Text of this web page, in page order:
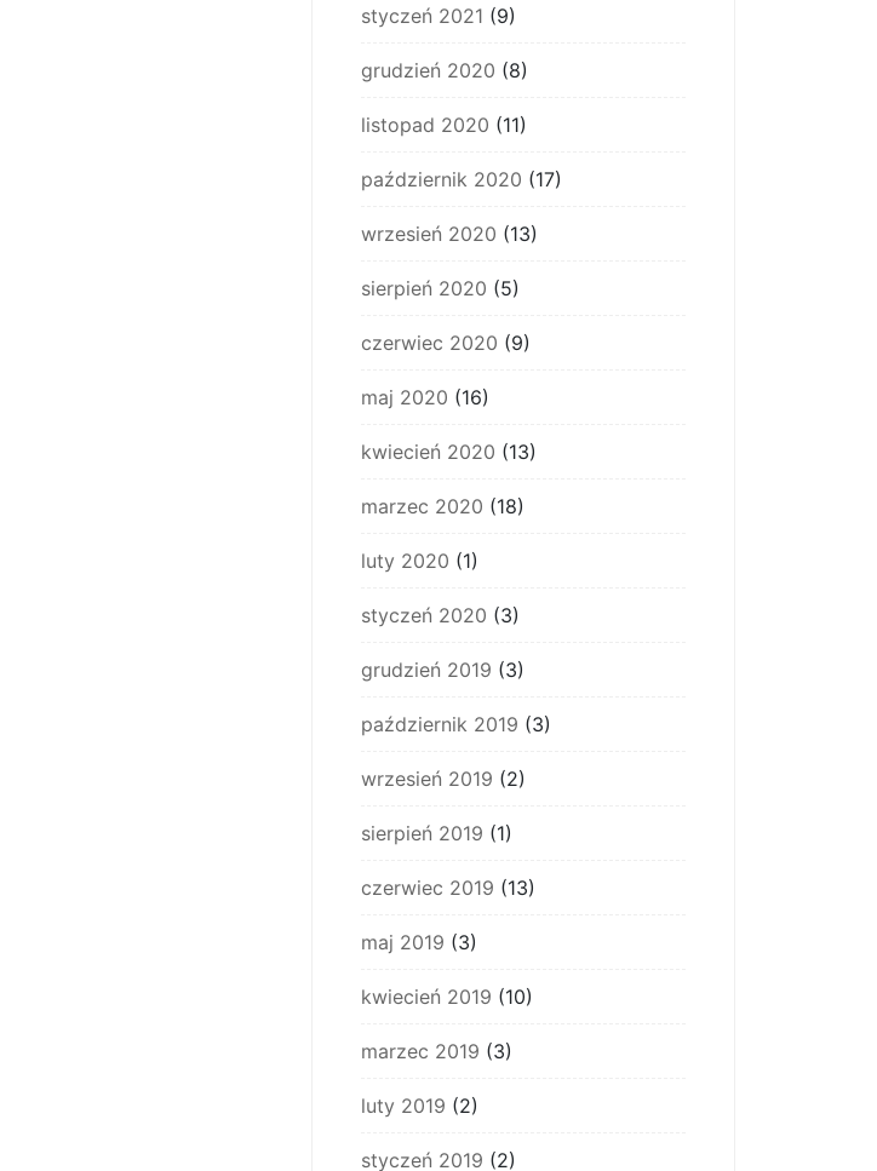
styczeń 2021 (9)
grudzień 2020 (8)
listopad 2020 (11)
październik 2020 (17)
wrzesień 2020 (13)
sierpień 2020 (5)
czerwiec 2020 (9)
maj 2020 (16)
kwiecień 2020 (13)
marzec 2020 (18)
luty 2020 (1)
styczeń 2020 (3)
grudzień 2019 (3)
październik 2019 (3)
wrzesień 2019 (2)
sierpień 2019 (1)
czerwiec 2019 (13)
maj 2019 (3)
kwiecień 2019 (10)
marzec 2019 (3)
luty 2019 (2)
styczeń 2019 (2)